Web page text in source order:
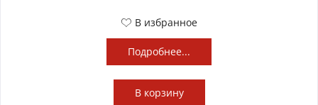
В избранное
Подробнее...
В корзину